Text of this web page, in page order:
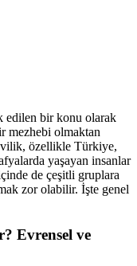
edilen bir konu olarak
mezhebi olmaktan
özellikle Türkiye,
yaşayan insanlar
de çeşitli gruplara
zor olabilir. İşte genel
Evrensel ve